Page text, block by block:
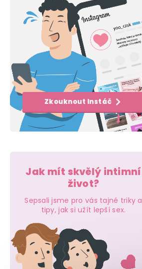
l
Zkouknout Instáč
Jak mít skvělý intimní
život?
Sepsali jsme pro vás tajné triky a
tipy, jak si užít lepší sex.